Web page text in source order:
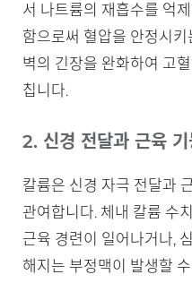
서 나트륨의 재흡수를 억
함으로써 혈압을 안정시
벽의 긴장을 완화하여 고
칩니다.
2. 신경 전달과 근육 기
칼륨은 신경 자극 전달과
관여합니다. 체내 칼륨 수
근육 경련이 일어나거나,
해지는 부정맥이 발생할